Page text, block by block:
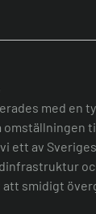
med en
omställningen
ett av
att smidigt